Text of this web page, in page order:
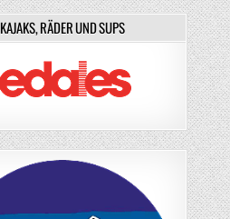
KAJAKS, RÄDER UND SUPS